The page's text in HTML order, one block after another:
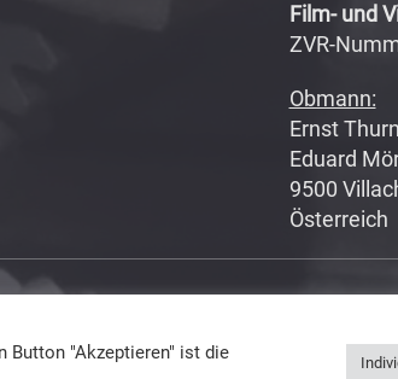
Film- und
ZVR-
Obmann:
Ernst
Eduard
9500
Österreich
Button "Akzeptieren" ist die